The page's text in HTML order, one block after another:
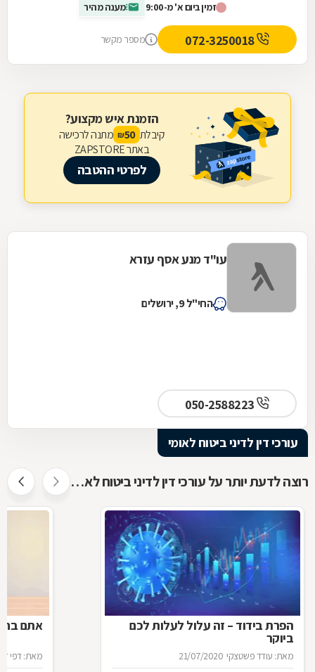
זמין ביום א' מ-9:00 מענה מהיר
072-3250018 מספר מקשר
הזמנת איש מקצוע?
קיבלת 50
₪ מתנה לרכישה
באתר ZAPSTORE
לפרטי ההטבה
עו"ד מנע אסף עזרא
החי"ל 9, ירושלים
עורכי דין לדיני ביטוח לאומי
רוצה לדעת יותר על עורכי דין לדיני ביטוח לאומי ?
הפרת בידוד – זה עלול לעלות לכם
ביוקר
מאת: עודד פשטצקי 21/07/2020
אתם
מאת: דפי